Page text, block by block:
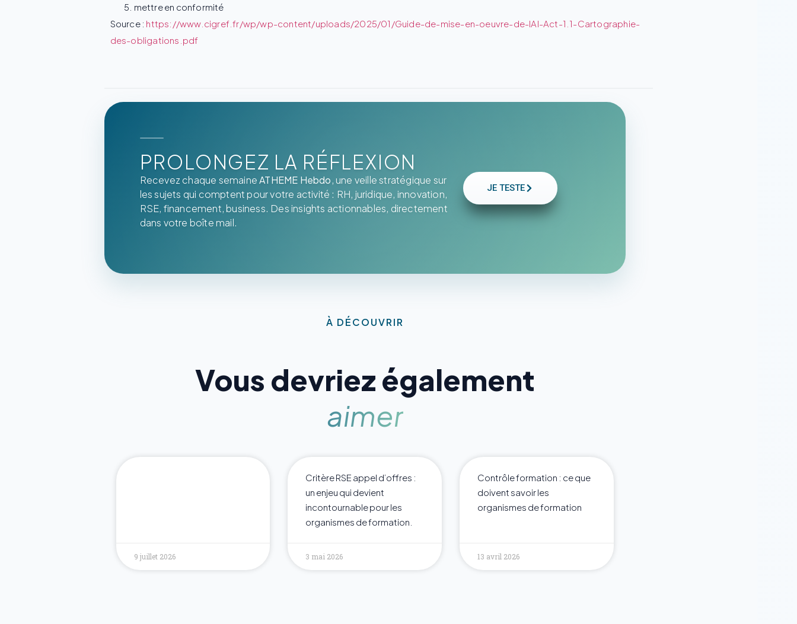
mettre en conformité
Source : https://www.cigref.fr/wp/wp-content/uploads/2025/01/Guide-de-mise-en-oeuvre-de-lAI-Act-1.1-Cartographie-
des-obligations.pdf
PROLONGEZ LA RÉFLEXION
Recevez chaque semaineATHEME Hebdo, une veille stratégique sur
les sujets qui comptent pour votre activité : RH, juridique, innovation,
RSE, financement, business. Des insights actionnables, directement
dans votre boîte mail.
JE TESTE
À DÉCOUVRIR
Vous devriez également
aimer
9 juillet 2026
Critère RSE appel d’offres :
un enjeu qui devient
incontournable pour les
organismes de formation.
3 mai 2026
Contrôle formation : ce que
doivent savoir les
organismes de formation
13 avril 2026